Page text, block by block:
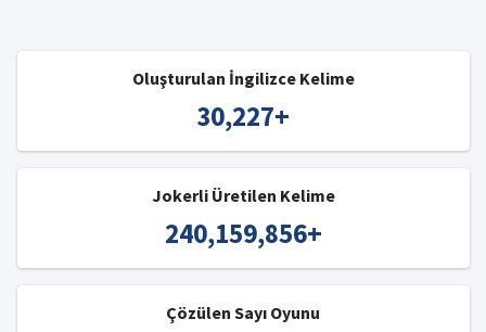
Oluşturulan İngilizce Kelime
30,227+
Jokerli Üretilen Kelime
240,159,856+
Çözülen Sayı Oyunu